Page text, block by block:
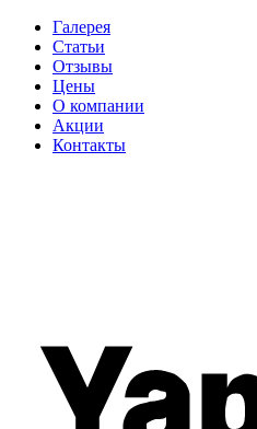
Галерея
Статьи
Отзывы
Цены
О компании
Акции
Контакты